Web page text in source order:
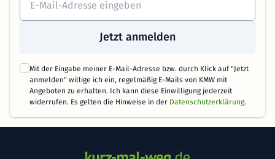
Jetzt anmelden
Mit der Eingabe meiner E-Mail-Adresse bzw. durch Klick auf "Jetzt
anmelden" willige ich ein, regelmäßig E-Mails von KMW mit
Angeboten zu erhalten. Ich kann diese Einwilligung jederzeit
widerrufen. Es gelten die Hinweise in der Datenschutzerklärung.